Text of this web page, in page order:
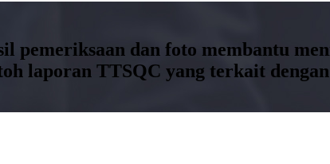
pemeriksaan dan foto membantu
laporan TTSQC yang terkait